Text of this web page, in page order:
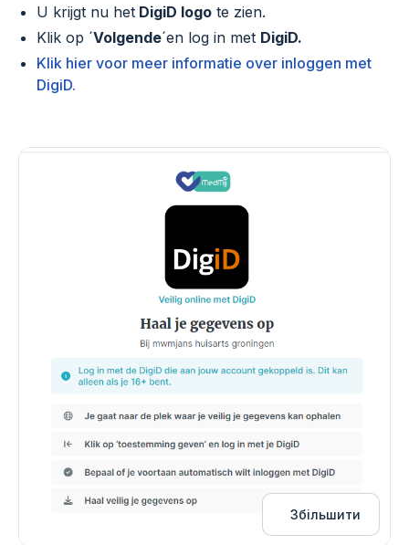
U krijgt nu het DigiD logo te zien.
Klik op ´Volgende´en log in met DigiD.
Klik hier voor meer informatie over inloggen met
DigiD.
Збільшити